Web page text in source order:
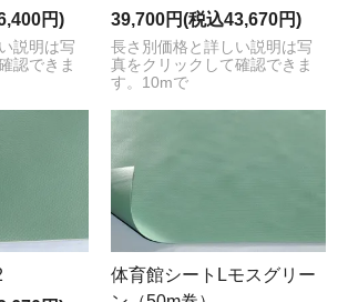
円)
説明は写
認できま
39,700円(税込43,670円)
長さ別価格と詳しい説明は写
真をクリックして確認できま
す。10mで
体育館シートLモスグリー